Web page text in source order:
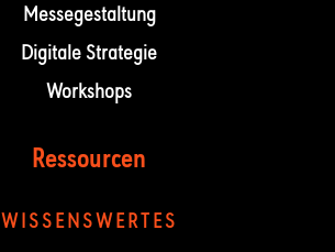
Messegestaltung
Digitale Strategie
Workshops
Ressourcen
WISSENSWERTES